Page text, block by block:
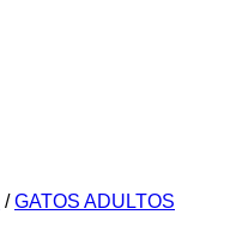
/ GATOS ADULTOS